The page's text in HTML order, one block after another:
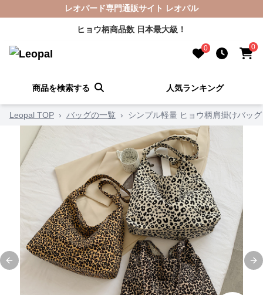
レオパード専門通販サイト レオパル
ヒョウ柄商品数 日本最大級！
0 0
商品を検索する 人気ランキング
Leopal TOP › バッグの一覧 › シンプル軽量 ヒョウ柄肩掛けバッグ
Previous slide